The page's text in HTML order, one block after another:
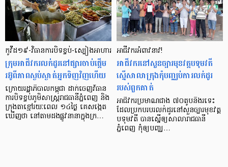
កូវីដ១៩-វិធានការបិទខ្ទប់-ស្បៀងអាហារ
ក្រុមអាជីវករលក់ដូរនៅផ្សារចាប់ផ្ដើម
រអ៊ូពីភាពស្ងប់ស្ងាត់អ្នកទិញវិញហើយ
ក្រោយរដ្ឋាភិបាលកម្ពុជា ដាក់ចេញវិធាន
ការបិទខ្ទប់ភូមិសាស្ត្ររាជធានីភ្នំពេញ និង
ក្រុងតាខ្មៅរយៈពេល ១៤ថ្ងៃ គេសង្កេត
ឃើញថា នៅតាមដងផ្លូវនានាក្នុងក្រ…
អាជីវករ​អំពាវនាវ!
អាជីវករ​នៅ​សួន​ច្បារ​មុខ​វត្ត​បទុម​វតី
ស្នើ​សាលា​ក្រុង​កុំ​បញ្ឈប់​ការ​លក់ដូរ​
របស់​ពួកគាត់
អាជីវករ​ប្រមាណ​ជាង ៧០​តូប​និង​រទេះ
ដែល​ប្រកប​របរ​លក់ដូរ​នៅ​សួន​ច្បារ​មុខ​វត្ត​
បទុមវតី បាន​ស្នើ​ឲ្យ​សាលា​រាជ​ធានី​
ភ្នំពេញ កុំ​ឲ្យ​បញ្ឈ…